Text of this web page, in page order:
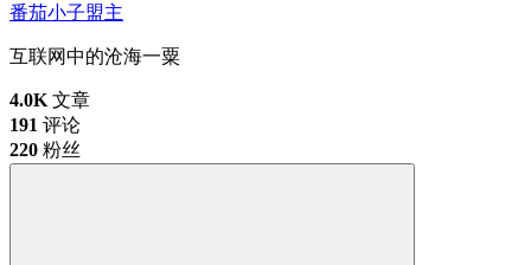
番茄小子盟主
互联网中的沧海一粟
4.0K 文章
191 评论
220 粉丝